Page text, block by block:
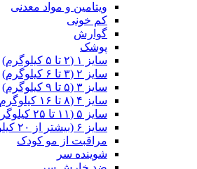
ویتامین و مواد معدنی
کم خونی
گوارش
پوشک
سایز ۱ (۲ تا ۵ کیلوگرم)
سایز ۲ (۳ تا ۶ کیلوگرم)
سایز ۳ (۵ تا ۹ کیلوگرم)
سایز ۴ (۸ تا ۱۶ کیلوگرم)
سایز ۵ (۱۱ تا ۲۵ کیلوگرم)
سایز ۶ (بیشتر از ۲۰ کیلوگرم)
مراقبت از مو کودک
شوینده سر